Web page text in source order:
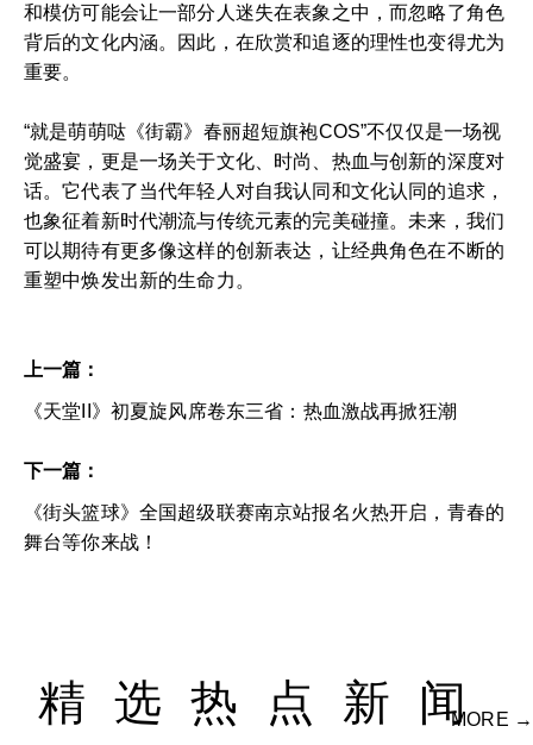
和模仿可能会让一部分人迷失在表象之中，而忽略了角色
背后的文化内涵。因此，在欣赏和追逐的理性也变得尤为
重要。
“就是萌萌哒《街霸》春丽超短旗袍COS”不仅仅是一场视
觉盛宴，更是一场关于文化、时尚、热血与创新的深度对
话。它代表了当代年轻人对自我认同和文化认同的追求，
也象征着新时代潮流与传统元素的完美碰撞。未来，我们
可以期待有更多像这样的创新表达，让经典角色在不断的
重塑中焕发出新的生命力。
上一篇：
《天堂II》初夏旋风席卷东三省：热血激战再掀狂潮
下一篇：
《街头篮球》全国超级联赛南京站报名火热开启，青春的
舞台等你来战！
精选热点新闻
MORE →